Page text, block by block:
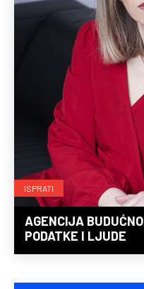
ISPRATI
AGENCIJA
PODATKE I LJUDE